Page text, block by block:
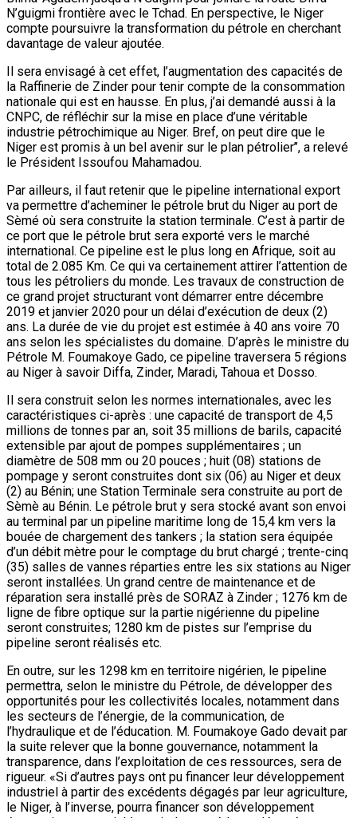
Sèmé où sera construite la station terminale. C’est à partir de
ce port que le pétrole brut sera exporté vers le marché
international. Ce pipeline est le plus long en Afrique, soit au
total de 2.085 Km. Ce qui va certainement attirer l’attention de
tous les pétroliers du monde. Les travaux de construction de
ce grand projet structurant vont démarrer entre décembre
2019 et janvier 2020 pour un délai d’exécution de deux (2)
ans. La durée de vie du projet est estimée à 40 ans voire 70
ans selon les spécialistes du domaine. D’après le ministre du
Pétrole M. Foumakoye Gado, ce pipeline traversera 5 régions
au Niger à savoir Diffa, Zinder, Maradi, Tahoua et Dosso.
Il sera construit selon les normes internationales, avec les
caractéristiques ci-après : une capacité de transport de 4,5
millions de tonnes par an, soit 35 millions de barils, capacité
extensible par ajout de pompes supplémentaires ; un
diamètre de 508 mm ou 20 pouces ; huit (08) stations de
pompage y seront construites dont six (06) au Niger et deux
(2) au Bénin; une Station Terminale sera construite au port de
Sèmè au Bénin. Le pétrole brut y sera stocké avant son envoi
au terminal par un pipeline maritime long de 15,4 km vers la
bouée de chargement des tankers ; la station sera équipée
d’un débit mètre pour le comptage du brut chargé ; trente-cinq
(35) salles de vannes réparties entre les six stations au Niger
seront installées. Un grand centre de maintenance et de
réparation sera installé près de SORAZ à Zinder ; 1276 km de
ligne de fibre optique sur la partie nigérienne du pipeline
seront construites; 1280 km de pistes sur l’emprise du
pipeline seront réalisés etc.
En outre, sur les 1298 km en territoire nigérien, le pipeline
permettra, selon le ministre du Pétrole, de développer des
opportunités pour les collectivités locales, notamment dans
les secteurs de l’énergie, de la communication, de
l’hydraulique et de l’éducation. M. Foumakoye Gado devait par
la suite relever que la bonne gouvernance, notamment la
transparence, dans l’exploitation de ces ressources, sera de
rigueur. «Si d’autres pays ont pu financer leur développement
industriel à partir des excédents dégagés par leur agriculture,
le Niger, à l’inverse, pourra financer son développement
économique et social à partir des excédents dégagés par
l’industrie minière et pétrolière. Source de malédiction
ailleurs, compte tenu des guerres qu’ils suscitent, je veillerai
à ce que les revenus qu’on en tire, parce que bien
redistribués, contribuent à l’épanouissement des Nigériens
notamment à travers l’accès à l’école, à la santé et à l’eau», a
assuré le ministre M. Foumakoye Gado.
Le président de la CNODC, fait Commandeur dans l’ordre du
mérite du Niger